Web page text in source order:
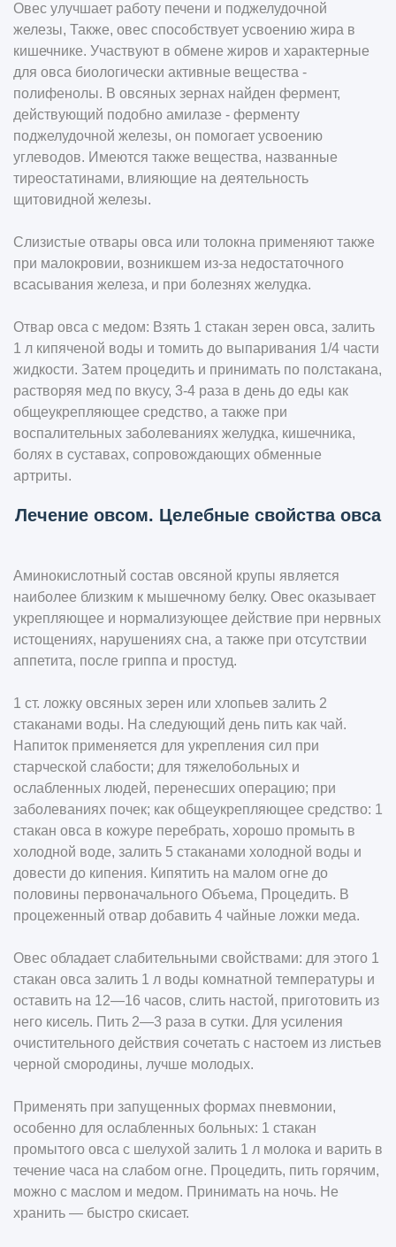
Овес улучшает работу печени и поджелудочной
железы, Также, овес способствует усвоению жира в
кишечнике. Участвуют в обмене жиров и характерные
для овса биологически активные вещества -
полифенолы. В овсяных зернах найден фермент,
действующий подобно амилазе - ферменту
поджелудочной железы, он помогает усвоению
углеводов. Имеются также вещества, названные
тиреостатинами, влияющие на деятельность
щитовидной железы.
Слизистые отвары овса или толокна применяют также
при малокровии, возникшем из-за недостаточного
всасывания железа, и при болезнях желудка.
Отвар овса с медом: Взять 1 стакан зерен овса, залить
1 л кипяченой воды и томить до выпаривания 1/4 части
жидкости. Затем процедить и принимать по полстакана,
растворяя мед по вкусу, 3-4 раза в день до еды как
общеукрепляющее средство, а также при
воспалительных заболеваниях желудка, кишечника,
болях в суставах, сопровождающих обменные
артриты.
Лечение овсом. Целебные свойства овса
Аминокислотный состав овсяной крупы является
наиболее близким к мышечному белку. Овес оказывает
укрепляющее и нормализующее действие при нервных
истощениях, нарушениях сна, а также при отсутствии
аппетита, после гриппа и простуд.
1 ст. ложку овсяных зерен или хлопьев залить 2
стаканами воды. На следующий день пить как чай.
Напиток применяется для укрепления сил при
старческой слабости; для тяжелобольных и
ослабленных людей, перенесших операцию; при
заболеваниях почек; как общеукрепляющее средство: 1
стакан овса в кожуре перебрать, хорошо промыть в
холодной воде, залить 5 стаканами холодной воды и
довести до кипения. Кипятить на малом огне до
половины первоначального Объема, Процедить. В
процеженный отвар добавить 4 чайные ложки меда.
Овес обладает слабительными свойствами: для этого 1
стакан овса залить 1 л воды комнатной температуры и
оставить на 12—16 часов, слить настой, приготовить из
него кисель. Пить 2—3 раза в сутки. Для усиления
очистительного действия сочетать с настоем из листьев
черной смородины, лучше молодых.
Применять при запущенных формах пневмонии,
особенно для ослабленных больных: 1 стакан
промытого овса с шелухой залить 1 л молока и варить в
течение часа на слабом огне. Процедить, пить горячим,
можно с маслом и медом. Принимать на ночь. Не
хранить — быстро скисает.